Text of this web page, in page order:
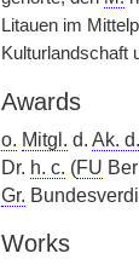
Litauen im
Kulturlandschaft
Awards
o. Mitgl. d. Ak.
Dr. h. c. (FU
Gr.
Works